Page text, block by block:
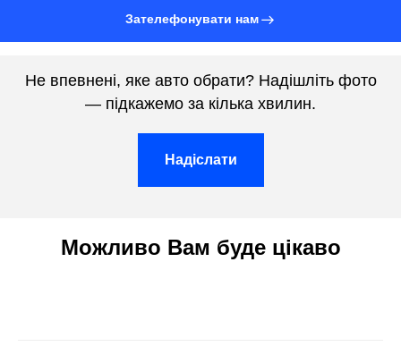
Зателефонувати нам
Не впевнені, яке авто обрати? Надішліть фото
— підкажемо за кілька хвилин.
Надіслати
Можливо Вам буде цікаво